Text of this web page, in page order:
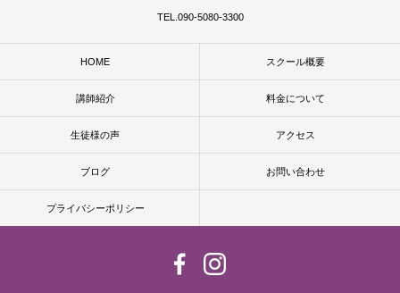
TEL.090-5080-3300
HOME スクール概要
講師紹介 料金について
生徒様の声 アクセス
ブログ お問い合わせ
プライバシーポリシー